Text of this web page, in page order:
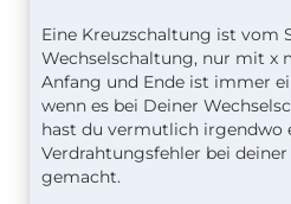
Eine Kreuzschaltung ist vom
Wechselschaltung, nur mit x
Anfang und Ende ist immer
wenn es bei Deiner
hast du vermutlich irgendwo
Verdrahtungsfehler bei
gemacht.